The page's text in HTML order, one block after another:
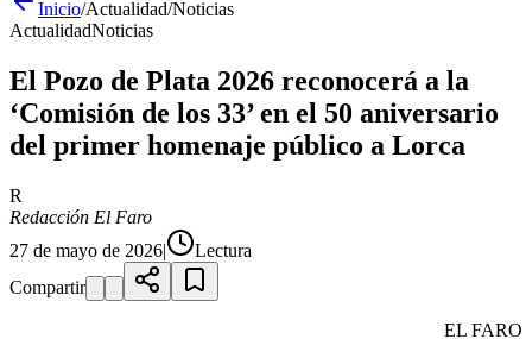
Inicio/Actualidad/Noticias
ActualidadNoticias
El Pozo de Plata 2026 reconocerá a la
‘Comisión de los 33’ en el 50 aniversario
del primer homenaje público a Lorca
R
Redacción El Faro
27 de mayo de 2026|
Lectura
Compartir
EL FARO